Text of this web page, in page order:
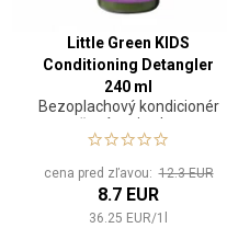
Little Green KIDS
Conditioning Detangler
240 ml
Bezoplachový kondicionér
na rozčesávanie vlasov pre
deti
cena pred zľavou:12.3 EUR
8.7 EUR
36.25 EUR/1